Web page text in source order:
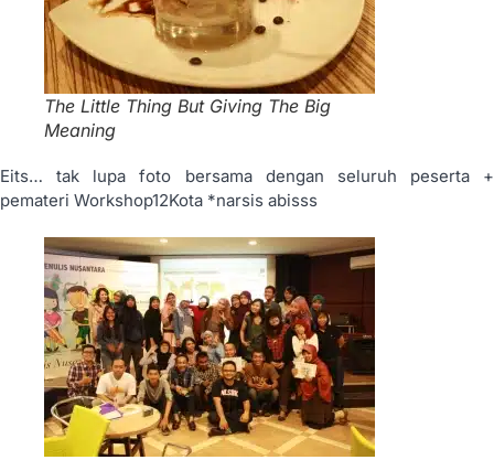
The Little Thing But Giving The Big
Meaning
Eits… tak lupa foto bersama dengan seluruh peserta +
pemateri Workshop12Kota *narsis abisss